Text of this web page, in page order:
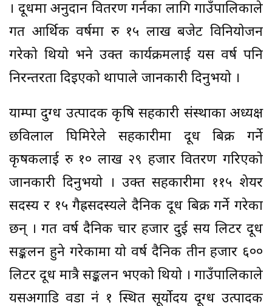
। दूधमा अनुदान वितरण गर्नका लागि गाउँपालिकाले
गत आर्थिक वर्षमा रु १५ लाख बजेट विनियोजन
गरेको थियो भने उक्त कार्यक्रमलाई यस वर्ष पनि
निरन्तरता दिइएको थापाले जानकारी दिनुभयो ।
याम्पा दुग्ध उत्पादक कृषि सहकारी संस्थाका अध्यक्ष
छविलाल घिमिरेले सहकारीमा दूध बिक्री गर्ने
कृषकलाई रु १० लाख २९ हजार वितरण गरिएको
जानकारी दिनुभयो । उक्त सहकारीमा ११५ शेयर
सदस्य र १५ गैह्रसदस्यले दैनिक दूध बिक्री गर्ने गरेका
छन् । गत वर्ष दैनिक चार हजार दुई सय लिटर दूध
सङ्कलन हुने गरेकामा यो वर्ष दैनिक तीन हजार ६००
लिटर दूध मात्रै सङ्कलन भएको थियो । गाउँपालिकाले
यसअगाडि वडा नं १ स्थित सूर्योदय दूग्ध उत्पादक